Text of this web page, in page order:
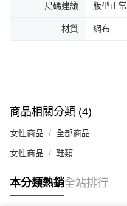
尺碼建議 版型正常
材質 網布
商品相關分類 (4)
女性商品 全部商品
女性商品 鞋類
本分類熱銷全站排行